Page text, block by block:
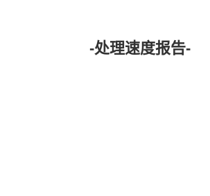
-处理速度报告-